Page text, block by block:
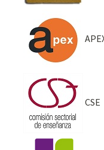
CSE